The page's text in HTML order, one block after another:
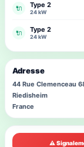
⚠
🔌 Type 2
24 kW
🔌 Type 2
24 kW
Adresse
44 Rue Clemenceau
Riedisheim
France